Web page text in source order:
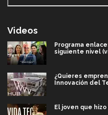
Videos
Programa
siguiente nivel
¿Quieres
Innovación del
El joven que